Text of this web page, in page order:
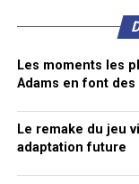
Les moments les
Adams en font
Le remake du jeu
adaptation future